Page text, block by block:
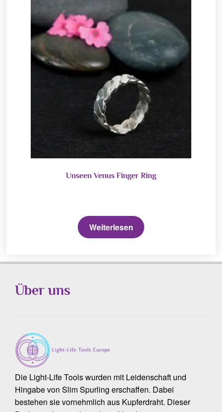
Unseen Venus Finger Ring
Weiterlesen
Über uns
Die Light-Life Tools wurden mit Leidenschaft und
Hingabe von Slim Spurling erschaffen. Dabei
bestehen sie vornehmlich aus Kupferdraht. Dieser